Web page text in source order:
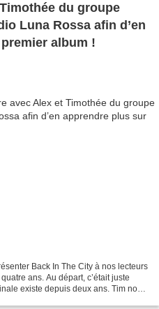
du groupe
Luna Rossa afin d’en
album !
Back In The City à nos lecteurs
ans. Au départ, c’était juste
existe depuis deux ans. Tim nous